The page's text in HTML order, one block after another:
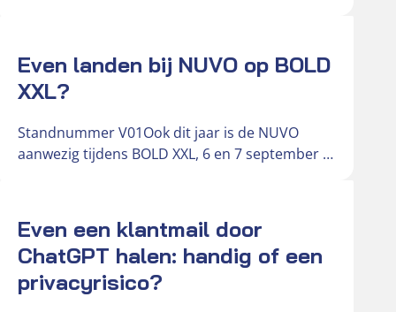
Even landen bij NUVO op BOLD
XXL?
Standnummer V01Ook dit jaar is de NUVO
aanwezig tijdens BOLD XXL, 6 en 7 september in
Even een klantmail door
ChatGPT halen: handig of een
privacyrisico?